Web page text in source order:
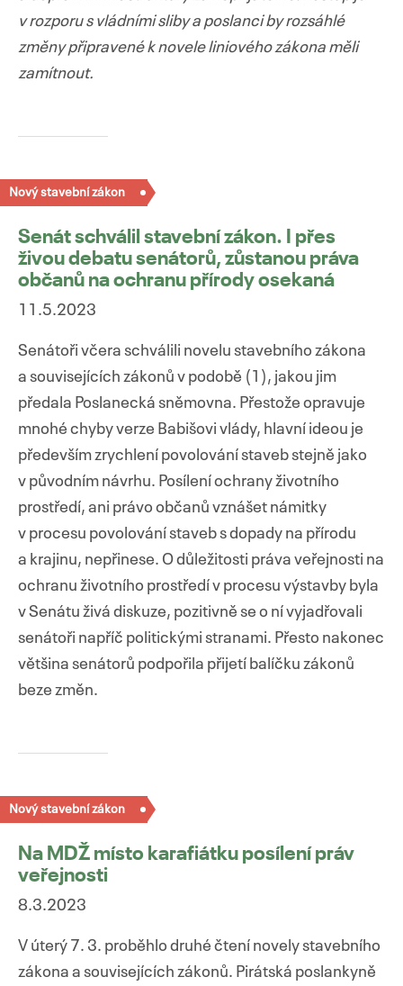
v rozporu s vládními sliby a poslanci by rozsáhlé
změny připravené k novele liniového zákona měli
zamítnout.
Nový stavební zákon
Senát schválil stavební zákon. I přes
živou debatu senátorů, zůstanou práva
občanů na ochranu přírody osekaná
11.5.2023
Senátoři včera schválili novelu stavebního zákona
a souvisejících zákonů v podobě (1), jakou jim
předala Poslanecká sněmovna. Přestože opravuje
mnohé chyby verze Babišovi vlády, hlavní ideou je
především zrychlení povolování staveb stejně jako
v původním návrhu. Posílení ochrany životního
prostředí, ani právo občanů vznášet námitky
v procesu povolování staveb s dopady na přírodu
a krajinu, nepřinese. O důležitosti práva veřejnosti na
ochranu životního prostředí v procesu výstavby byla
v Senátu živá diskuze, pozitivně se o ní vyjadřovali
senátoři napříč politickými stranami. Přesto nakonec
většina senátorů podpořila přijetí balíčku zákonů
beze změn.
Nový stavební zákon
Na MDŽ místo karafiátku posílení práv
veřejnosti
8.3.2023
V úterý 7. 3. proběhlo druhé čtení novely stavebního
zákona a souvisejících zákonů. Pirátská poslankyně